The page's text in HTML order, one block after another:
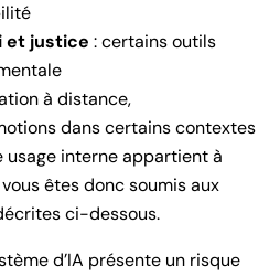
et justice : certains outils
à distance,
dans certains contextes
interne appartient à
êtes donc soumis aux
ci-dessous.
d’IA présente un risque